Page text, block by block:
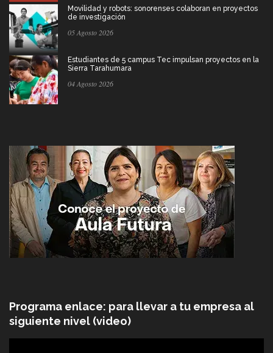
Movilidad y robots: sonorenses colaboran en proyectos
de investigación
05 Agosto 2026
Estudiantes de 5 campus Tec impulsan proyectos en la
Sierra Tarahumara
04 Agosto 2026
Programa enlace: para llevar a tu empresa al
siguiente nivel (video)